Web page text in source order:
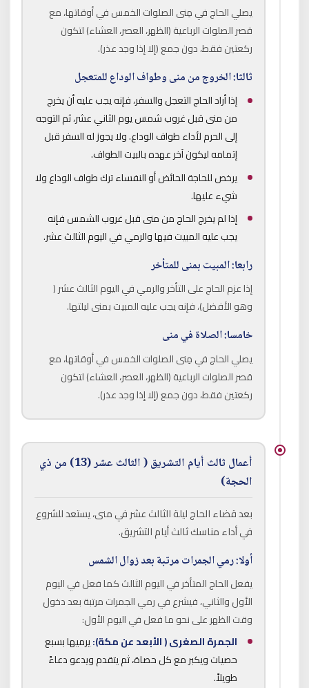
يصلي الحاج في مِنى الصلوات الخمس في أوقاتها، مع
قصر الصلوات الرباعية (الظهر، العصر، العشاء) لتكون
ركعتين فقط، دون جمع (إلا إذا وجد عذر).
ثالثا: الخروج من منى وطواف الوداع للمتعجل
إذا أراد الحاج التعجل والسفر، فإنه يجب عليه أن يخرج
من منى قبل غروب شمس يوم الثاني عشر، ثم التوجه
إلى الحرم لأداء طواف الوداع. ولا يجوز له السفر قبل
إتمامه ليكون آخر عهده بالبيت الطواف.
يرخص للحاجة الحائض أو النفساء ترك طواف الوداع ولا
شيء عليها.
إذا لم يخرج الحاج من منى قبل غروب الشمس فإنه
يجب عليه المبيت فيها والرمي في اليوم الثالث عشر.
رابعا: المبيت بمنى للمتأخر
إذا عزم الحاج على التأخر والرمي في اليوم الثالث عشر (
وهو الأفضل)، فإنه يجب عليه المبيت بمنى ليلتها.
خامسا: الصلاة في منى
يصلي الحاج في مِنى الصلوات الخمس في أوقاتها، مع
قصر الصلوات الرباعية (الظهر، العصر، العشاء) لتكون
ركعتين فقط، دون جمع (إلا إذا وجد عذر).
أعمال ثالث أيام التشريق ( الثالث عشر (13) من ذي
الحجة)
بعد قضاء الحاج ليلة الثالث عشر في منى، يستعد للشروع
في أداء مناسك ثالث أيام التشريق.
أولا: رمي الجمرات مرتبة بعد زوال الشمس
يفعل الحاج المتأخر في اليوم الثالث كما فعل في اليوم
الأول والثاني، فيشرع في رمي الجمرات مرتبة بعد دخول
وقت الظهر على نحو ما فعل في اليوم الأول:
الجمرة الصغرى ( الأبعد عن مكة):يرميها بسبع
حصيات ويكبر مع كل حصاة، ثم يتقدم ويدعو دعاءً
طويلاً.